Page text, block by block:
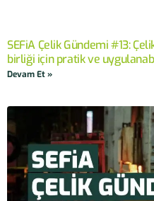
SEFiA Çelik Gündemi #13:
birliği için pratik ve
Devam Et »